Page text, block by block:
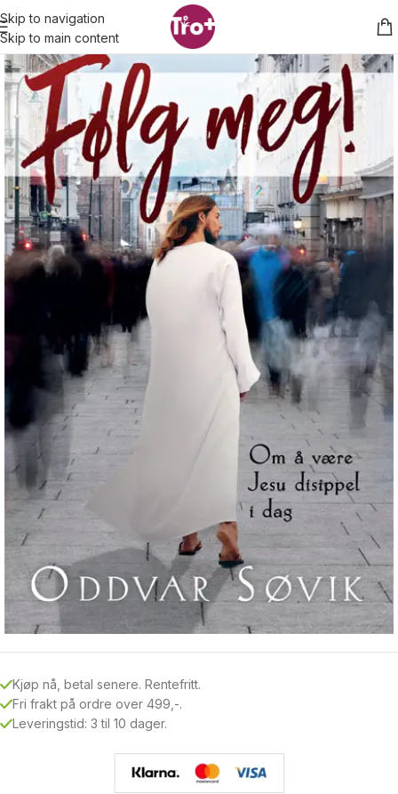
Skip to navigation
Skip to main content
Kjøp nå, betal senere. Rentefritt.
Fri frakt på ordre over 499,-.
Leveringstid: 3 til 10 dager.